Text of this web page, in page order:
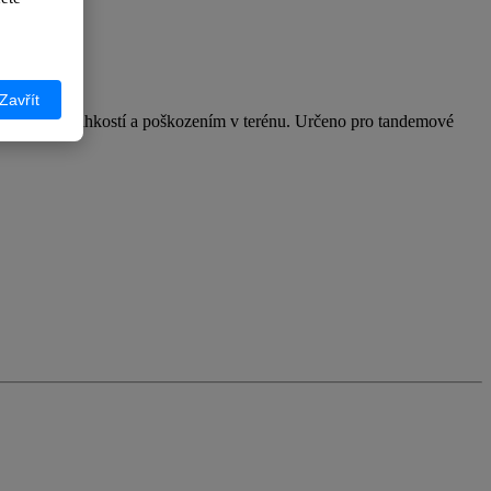
před vlhkostí a poškozením v terénu. Určeno pro tandemové
Zavřít